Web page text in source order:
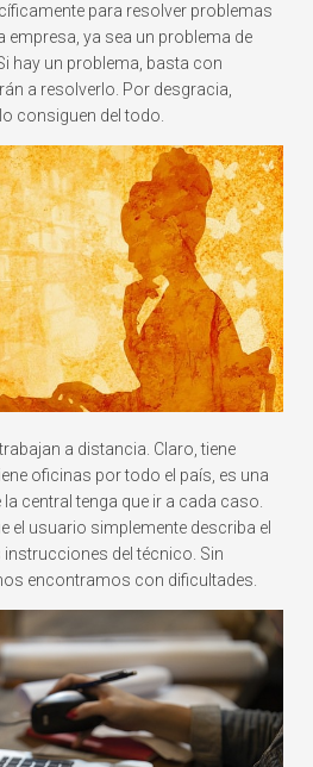
para resolver problemas
empresa, ya sea un problema de
hay un problema, basta con
a resolverlo. Por desgracia,
consiguen del todo.
a distancia. Claro, tiene
oficinas por todo el país, es una
central tenga que ir a cada caso.
el usuario simplemente describa el
del técnico. Sin
encontramos con dificultades.